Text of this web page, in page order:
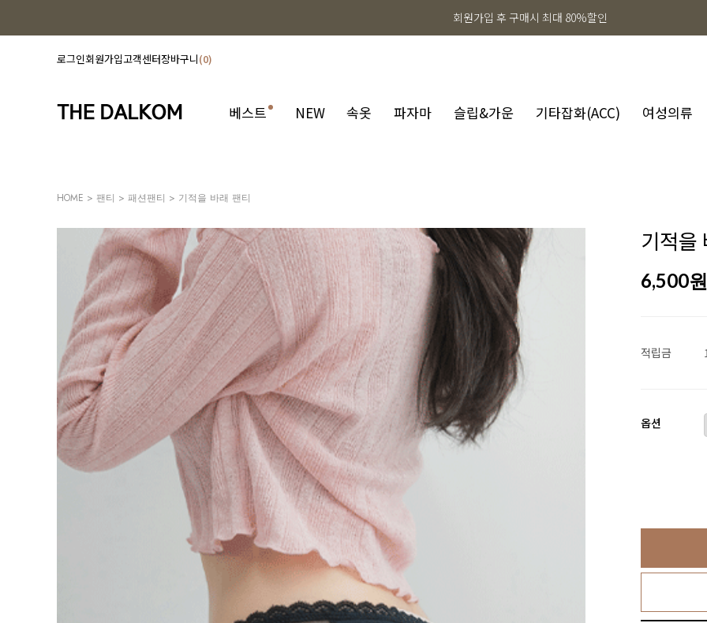
회원가입 후 구매시 최대 80%할인
로그인회원가입고객센터장바구니 0
베스트 NEW 속옷 파자마 슬립&가운 기타잡화(ACC) 여성의류
HOME > 팬티 > 패션팬티 > 기적을 바래 팬티
기적을
6,500원
적립금
옵션